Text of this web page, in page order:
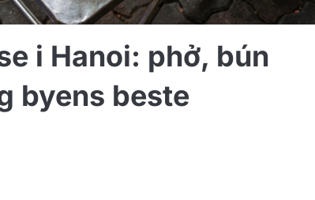
i Hanoi: phở, bún
byens beste